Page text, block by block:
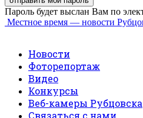
Пароль будет выслан Вам по
Местное время — новости
Новости
Фоторепортаж
Видео
Конкурсы
Веб-камеры Рубцовска
Связаться с нами